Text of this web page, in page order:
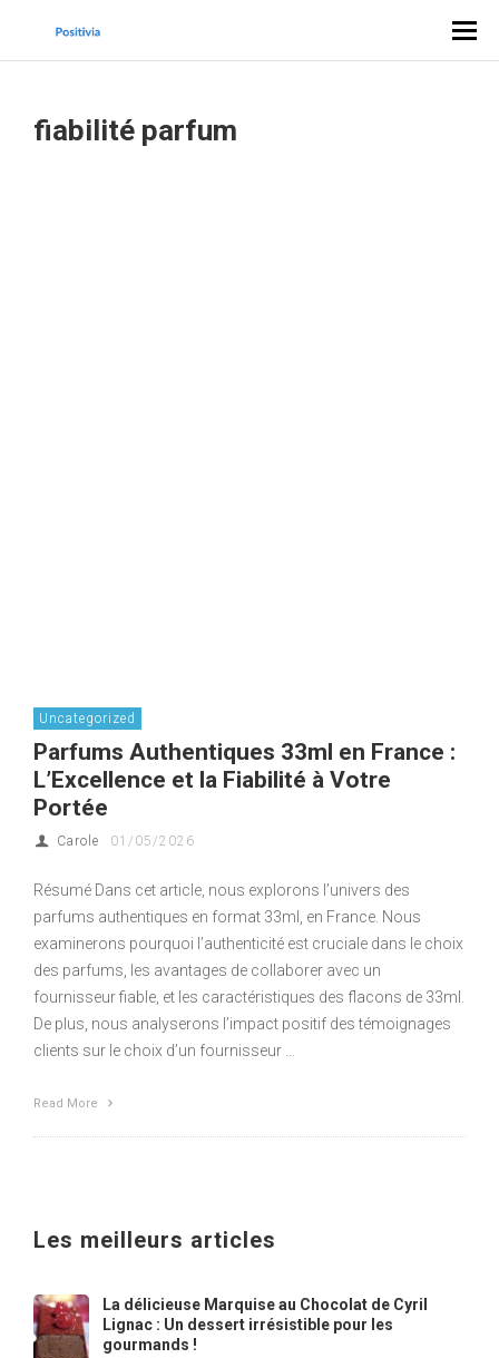
fiabilité parfum
Uncategorized
Parfums Authentiques 33ml en France :
L’Excellence et la Fiabilité à Votre
Portée
Carole 01/05/2026
Résumé Dans cet article, nous explorons l’univers des
parfums authentiques en format 33ml, en France. Nous
examinerons pourquoi l’authenticité est cruciale dans le choix
des parfums, les avantages de collaborer avec un
fournisseur fiable, et les caractéristiques des flacons de 33ml.
De plus, nous analyserons l’impact positif des témoignages
clients sur le choix d’un fournisseur …
Read More
Les meilleurs articles
La délicieuse Marquise au Chocolat de Cyril
Lignac : Un dessert irrésistible pour les
gourmands !